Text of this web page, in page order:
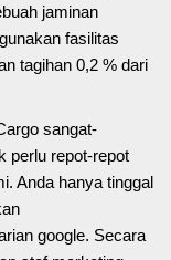
jaminan
fasilitas
tagihan 0,2 % dari
sangat-
perlu repot-repot
Anda hanya tinggal
google. Secara